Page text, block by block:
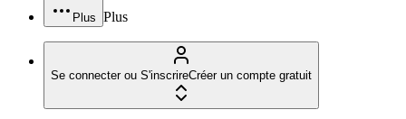
Plus Plus
Se connecter ou S'inscrireCréer un compte gratuit